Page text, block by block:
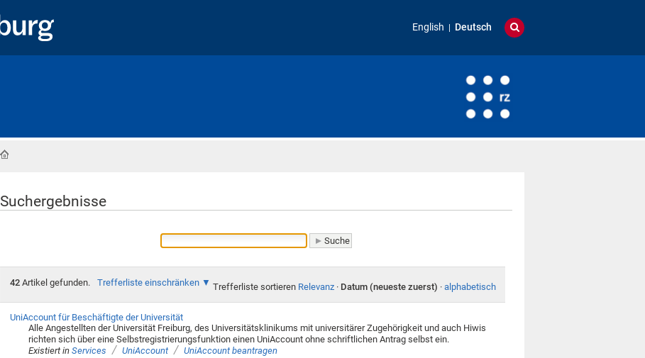
English Deutsch
Suchergebnisse
42Artikel gefunden. Trefferliste einschränken Trefferliste sortieren Relevanz · Datum (neueste zuerst) · alphabetisch
UniAccount für Beschäftigte der Universität
Alle Angestellten der Universität Freiburg, des Universitätsklinikums mit universitärer Zugehörigkeit und auch Hiwis
richten sich über eine Selbstregistrierungsfunktion einen UniAccount ohne schriftlichen Antrag selbst ein.
Existiert in Services / UniAccount / UniAccount beantragen